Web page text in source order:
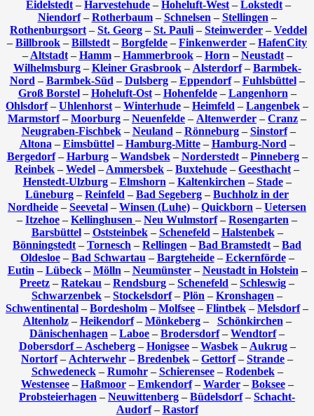
Eidelstedt – Harvestehude – Hoheluft-West – Lokstedt –
Niendorf– Rotherbaum– Schnelsen – Stellingen –
Rothenburgsort – St. Georg – St. Pauli – Steinwerder – Veddel
– Billbrook – Billstedt – Borgfelde – Finkenwerder – HafenCity
– Altstadt– Hamm– Hammerbrook– Horn – Neustadt–
Wilhelmsburg– Kleiner Grasbrook– Alsterdorf– Barmbek-
Nord – Barmbek-Süd – Dulsberg– Eppendorf– Fuhlsbüttel–
Groß Borstel– Hoheluft-Ost– Hohenfelde– Langenhorn –
Ohlsdorf– Uhlenhorst – Winterhude – Heimfeld – Langenbek –
Marmstorf– Moorburg – Neuenfelde – Altenwerder – Cranz –
Neugraben-Fischbek– Neuland – Rönneburg– Sinstorf–
Altona – Eimsbüttel– Hamburg-Mitte– Hamburg-Nord –
Bergedorf– Harburg– Wandsbek– Norderstedt– Pinneberg–
Reinbek – Wedel – Ammersbek – Buxtehude – Geesthacht –
Henstedt-Ulzburg– Elmshorn – Kaltenkirchen – Stade–
Lüneburg – Reinfeld – Bad Segeberg – Buchholz in der
Nordheide – Seevetal – Winsen (Luhe) – Quickborn – Uetersen
– Itzehoe – Kellinghusen – Neu Wulmstorf– Rosengarten –
Barsbüttel– Oststeinbek– Schenefeld – Halstenbek–
Bönningstedt – Tornesch – Rellingen – Bad Bramstedt – Bad
Oldesloe– Bad Schwartau – Bargteheide– Eckernförde–
Eutin – Lübeck– Mölln – Neumünster– Neustadt in Holstein –
Preetz – Ratekau – Rendsburg – Schenefeld – Schleswig –
Schwarzenbek – Stockelsdorf– Plön – Kronshagen –
Schwentinental – Bordesholm – Molfsee – Flintbek – Melsdorf–
Altenholz– Heikendorf– Mönkeberg– Schönkirchen –
Dänischenhagen – Laboe – Brodersdorf– Wendtorf–
Dobersdorf – Ascheberg– Honigsee– Wasbek– Aukrug–
Nortorf– Achterwehr – Bredenbek – Gettorf– Strande –
Schwedeneck– Rumohr– Schierensee– Rodenbek–
Westensee– Haßmoor– Emkendorf– Warder– Boksee–
Probsteierhagen – Neuwittenberg – Büdelsdorf– Schacht-
Audorf– Rastorf